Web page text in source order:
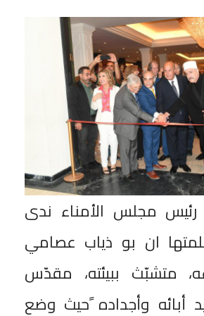
رئيس مجلس الأمناء ندى
ان بو ذياب عصامي
متشبّث ببيئته، مقدّس
أبائه وأجداده ًحيث وضع